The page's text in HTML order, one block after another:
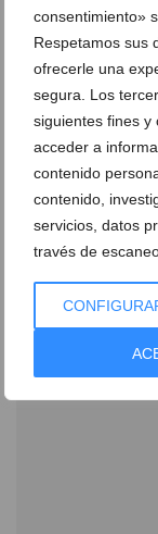
consentimiento»
Respetamos sus
ofrecerle una
segura. Los
siguientes fines y
acceder a
contenido
contenido,
servicios, datos
través de
Ver promociones
Ver sorteos